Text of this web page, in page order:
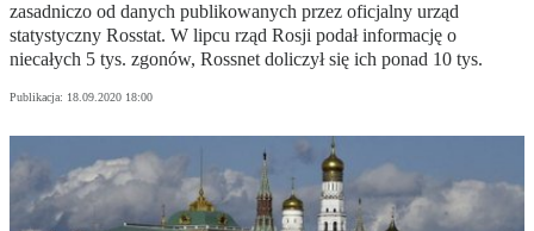
zasadniczo od danych publikowanych przez oficjalny urząd
statystyczny Rosstat. W lipcu rząd Rosji podał informację o
niecałych 5 tys. zgonów, Rossnet doliczył się ich ponad 10 tys.
Publikacja: 18.09.2020 18:00